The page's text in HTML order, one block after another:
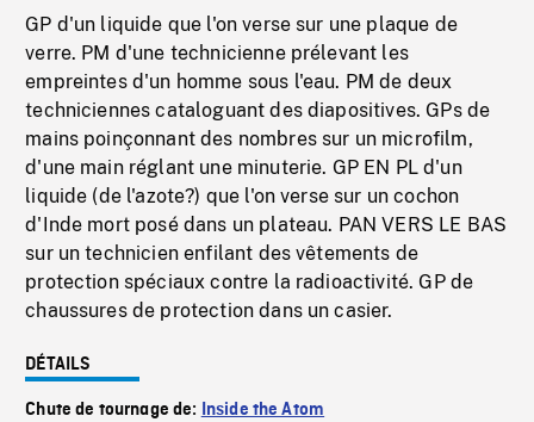
GP d'un liquide que l'on verse sur une plaque de
verre. PM d'une technicienne prélevant les
empreintes d'un homme sous l'eau. PM de deux
techniciennes cataloguant des diapositives. GPs de
mains poinçonnant des nombres sur un microfilm,
d'une main réglant une minuterie. GP EN PL d'un
liquide (de l'azote?) que l'on verse sur un cochon
d'Inde mort posé dans un plateau. PAN VERS LE BAS
sur un technicien enfilant des vêtements de
protection spéciaux contre la radioactivité. GP de
chaussures de protection dans un casier.
DÉTAILS
Chute de tournage de:
Inside the Atom